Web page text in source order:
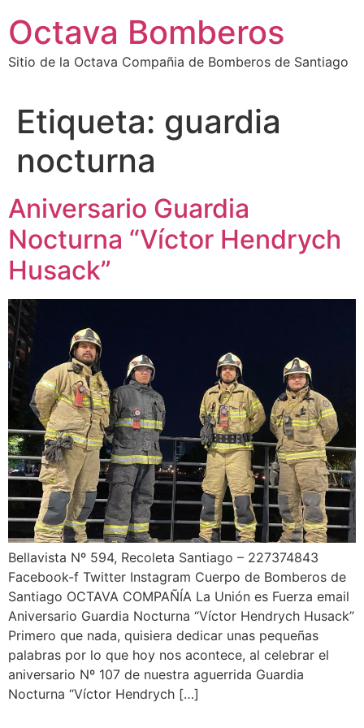
Octava Bomberos
Sitio de la Octava Compañia de Bomberos de Santiago
Etiqueta: guardia
nocturna
Aniversario Guardia
Nocturna “Víctor Hendrych
Husack”
Bellavista Nº 594, Recoleta Santiago – 227374843
Facebook-f Twitter Instagram Cuerpo de Bomberos de
Santiago OCTAVA COMPAÑÍA La Unión es Fuerza email
Aniversario Guardia Nocturna “Víctor Hendrych Husack”
Primero que nada, quisiera dedicar unas pequeñas
palabras por lo que hoy nos acontece, al celebrar el
aniversario Nº 107 de nuestra aguerrida Guardia
Nocturna “Víctor Hendrych […]